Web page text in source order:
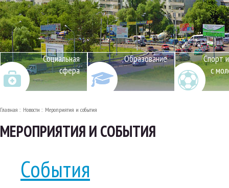
Социальная
сфера
Образование
Спорт
с
Главная Новости Мероприятия и события
МЕРОПРИЯТИЯ И СОБЫТИЯ
События